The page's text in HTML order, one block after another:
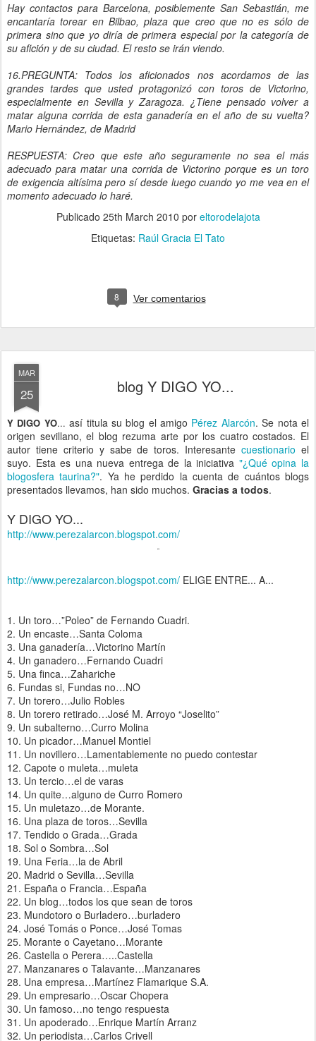
Hay contactos para Barcelona, posiblemente San Sebastián, me
encantaría torear en Bilbao, plaza que creo que no es sólo de
primera sino que yo diría de primera especial por la categoría de
su afición y de su ciudad. El resto se irán viendo.
16.PREGUNTA: Todos los aficionados nos acordamos de las
grandes tardes que usted protagonizó con toros de Victorino,
especialmente en Sevilla y Zaragoza. ¿Tiene pensado volver a
matar alguna corrida de esta ganadería en el año de su vuelta?
Mario Hernández, de Madrid
RESPUESTA: Creo que este año seguramente no sea el más
adecuado para matar una corrida de Victorino porque es un toro
de exigencia altísima pero sí desde luego cuando yo me vea en el
momento adecuado lo haré.
Publicado 25th March 2010 por eltorodelajota
Etiquetas: Raúl Gracia El Tato
8 Ver comentarios
MAR
25 blog Y DIGO YO...
Y DIGO YO... así titula su blog el amigo Pérez Alarcón. Se nota el
origen sevillano, el blog rezuma arte por los cuatro costados. El
autor tiene criterio y sabe de toros. Interesantecuestionario el
suyo. Esta es una nueva entrega de la iniciativa "¿Qué opina la
blogosfera taurina?". Ya he perdido la cuenta de cuántos blogs
presentados llevamos, han sido muchos. Gracias a todos.
Y DIGO YO...
http://www.perezalarcon.blogspot.com/
http://www.perezalarcon.blogspot.com/ ELIGE ENTRE... A...
1. Un toro…”Poleo” de Fernando Cuadri.
2. Un encaste…Santa Coloma
3. Una ganadería…Victorino Martín
4. Un ganadero…Fernando Cuadri
5. Una finca…Zahariche
6. Fundas si, Fundas no…NO
7. Un torero…Julio Robles
8. Un torero retirado…José M. Arroyo “Joselito”
9. Un subalterno…Curro Molina
10. Un picador…Manuel Montiel
11. Un novillero…Lamentablemente no puedo contestar
12. Capote o muleta…muleta
13. Un tercio…el de varas
14. Un quite…alguno de Curro Romero
15. Un muletazo…de Morante.
16. Una plaza de toros…Sevilla
17. Tendido o Grada…Grada
18. Sol o Sombra…Sol
19. Una Feria…la de Abril
20. Madrid o Sevilla…Sevilla
21. España o Francia…España
22. Un blog…todos los que sean de toros
23. Mundotoro o Burladero…burladero
24. José Tomás o Ponce…José Tomas
25. Morante o Cayetano…Morante
26. Castella o Perera…..Castella
27. Manzanares o Talavante…Manzanares
28. Una empresa…Martínez Flamarique S.A.
29. Un empresario…Oscar Chopera
30. Un famoso…no tengo respuesta
31. Un apoderado…Enrique Martín Arranz
32. Un periodista…Carlos Crivell